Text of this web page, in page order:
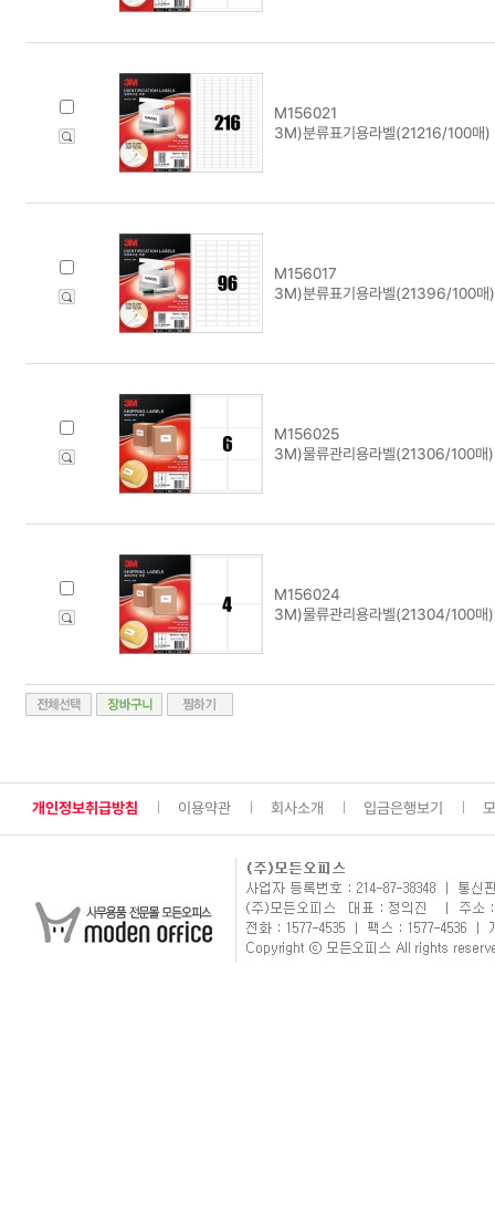
M156021
3M)분류표기용라벨(21216/100매)
M156017
3M)분류표기용라벨(21396/100
M156025
3M)물류관리용라벨(21306/100매
M156024
3M)물류관리용라벨(21304/100매
개인정보취급방침 이용약관 회사소개 입금은행보기